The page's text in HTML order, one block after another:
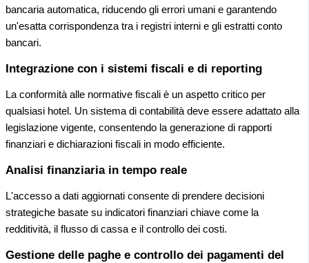
bancaria automatica, riducendo gli errori umani e garantendo
un'esatta corrispondenza tra i registri interni e gli estratti conto
bancari.
Integrazione con i sistemi fiscali e di reporting
La conformità alle normative fiscali è un aspetto critico per
qualsiasi hotel. Un sistema di contabilità deve essere adattato alla
legislazione vigente, consentendo la generazione di rapporti
finanziari e dichiarazioni fiscali in modo efficiente.
Analisi finanziaria in tempo reale
L'accesso a dati aggiornati consente di prendere decisioni
strategiche basate su indicatori finanziari chiave come la
redditività, il flusso di cassa e il controllo dei costi.
Gestione delle paghe e controllo dei pagamenti del